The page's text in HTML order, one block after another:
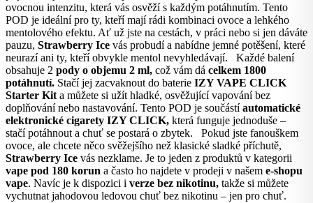
ovocnou intenzitu, která vás osvěží s každým potáhnutím. Tento
POD je ideální pro ty, kteří mají rádi kombinaci ovoce a lehkého
mentolového efektu. Ať už jste na cestách, v práci nebo si jen dáváte
pauzu, Strawberry Ice vás probudí a nabídne jemné potěšení, které
neurazí ani ty, kteří obvykle mentol nevyhledávají.
Každé balení
obsahuje 2 pody o objemu 2 ml, což vám dá celkem 1800
potáhnutí. Stačí jej zacvaknout do baterie IZY VAPE CLICK
Starter Kit a můžete si užít hladké, osvěžující vapování bez
doplňování nebo nastavování. Tento POD je součástíautomatické
elektronické cigarety IZY CLICK, která funguje jednoduše –
stačí potáhnout a chuť se postará o zbytek.
Pokud jste fanouškem
ovoce, ale chcete něco svěžejšího než klasické sladké příchutě,
Strawberry Ice vás nezklame. Je to jeden z produktů v kategorii
vape pod 180 korun a často ho najdete v prodeji v našem e-shopu
vape. Navíc je k dispozici i verze bez nikotinu, takže si můžete
vychutnat jahodovou ledovou chuť bez nikotinu – jen pro chuť.